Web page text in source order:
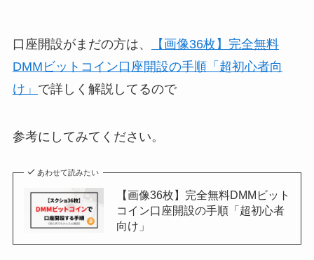
口座開設がまだの方は、
【画像36枚】完全無料
DMMビットコイン口座開設の手順「超初心者向
け」 で詳しく解説してるので
参考にしてみてください。
あわせて読みたい
【画像36枚】完全無料DMMビット
コイン口座開設の手順「超初心者
向け」